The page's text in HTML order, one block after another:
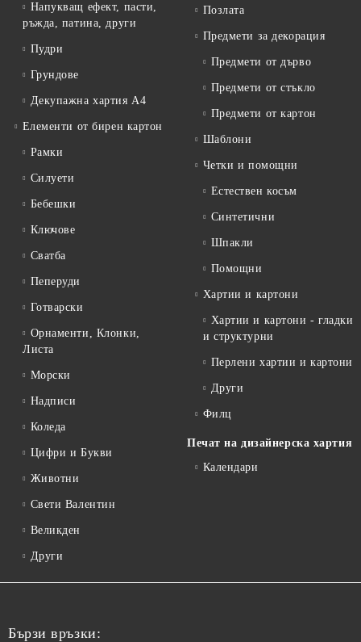
Напукващ ефект, пасти,
ръжда, патина, други
Пудри
Грундове
Декупажна хартия А4
Елементи от бирен картон
Рамки
Силуети
Бебешки
Ключове
Сватба
Пеперуди
Готварски
Орнаменти, Клонки,
Листа
Морски
Надписи
Коледа
Цифри и Букви
Животни
Свети Валентин
Великден
Други
Позлата
Предмети за декорация
Предмети от дърво
Предмети от стъкло
Предмети от картон
Шаблони
Четки и помощни
Естествен косъм
Синтетични
Шпакли
Помощни
Хартии и картони
Хартии и картони - гладки
и структурни
Перлени хартии и картони
Други
Филц
Печат на дизайнерска хартия
Календари
Бързи връзки: